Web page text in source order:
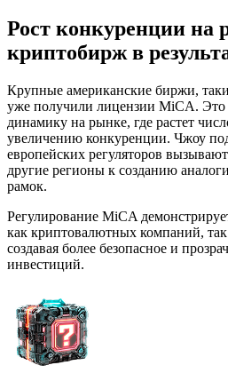
Рост конкуренции на
криптобирж в
Крупные американские биржи,
уже получили лицензии MiCA. Это
динамику на рынке, где растет
увеличению конкуренции. Чжоу
европейских регуляторов
другие регионы к созданию
рамок.
Регулирование MiCA
как криптовалютных компаний,
создавая более безопасное и
инвестиций.